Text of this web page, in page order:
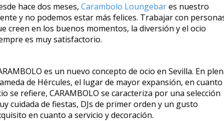
hace dos meses, Carambolo Loungebares nuestro
y no podemos estar más felices. Trabajar con
creen en los buenos momentos, la diversión y el ocio
es muy satisfactorio.
es un nuevo concepto de ocio en Sevilla. En
de Hércules, el lugar de mayor expansión, en cuanto
se refiere, CARAMBOLO se caracteriza por una selección
cuidada de fiestas, DJs de primer orden y un gusto
en cuanto a servicio y decoración.